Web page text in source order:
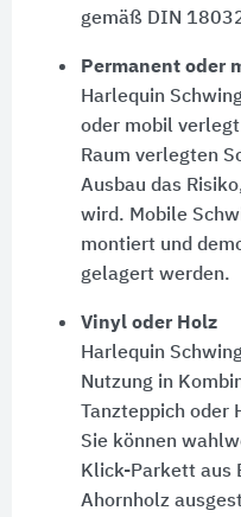
gemäßDIN
Permanent oder
Harlequin
oder mobil
Raum verlegten
Ausbau das
wird. Mobile
montiert und
gelagert werden.
Vinyl oder Holz
Harlequin
Nutzung in
Tanzteppich
Sie können
Klick-Parkett aus
Ahornholz